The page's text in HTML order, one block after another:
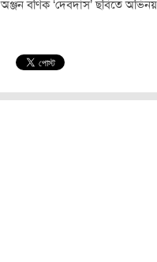
অঞ্জন বণিক ‘দেবদাস’ ছবিতে